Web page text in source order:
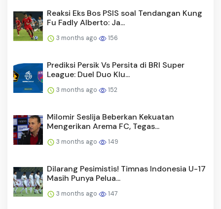
Reaksi Eks Bos PSIS soal Tendangan Kung
Fu Fadly Alberto: Ja...
3 months ago 156
Prediksi Persik Vs Persita di BRI Super
League: Duel Duo Klu...
3 months ago 152
Milomir Seslija Beberkan Kekuatan
Mengerikan Arema FC, Tegas...
3 months ago 149
Dilarang Pesimistis! Timnas Indonesia U-17
Masih Punya Pelua...
3 months ago 147